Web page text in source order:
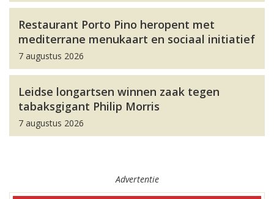
Restaurant Porto Pino heropent met
mediterrane menukaart en sociaal initiatief
7 augustus 2026
Leidse longartsen winnen zaak tegen
tabaksgigant Philip Morris
7 augustus 2026
Advertentie